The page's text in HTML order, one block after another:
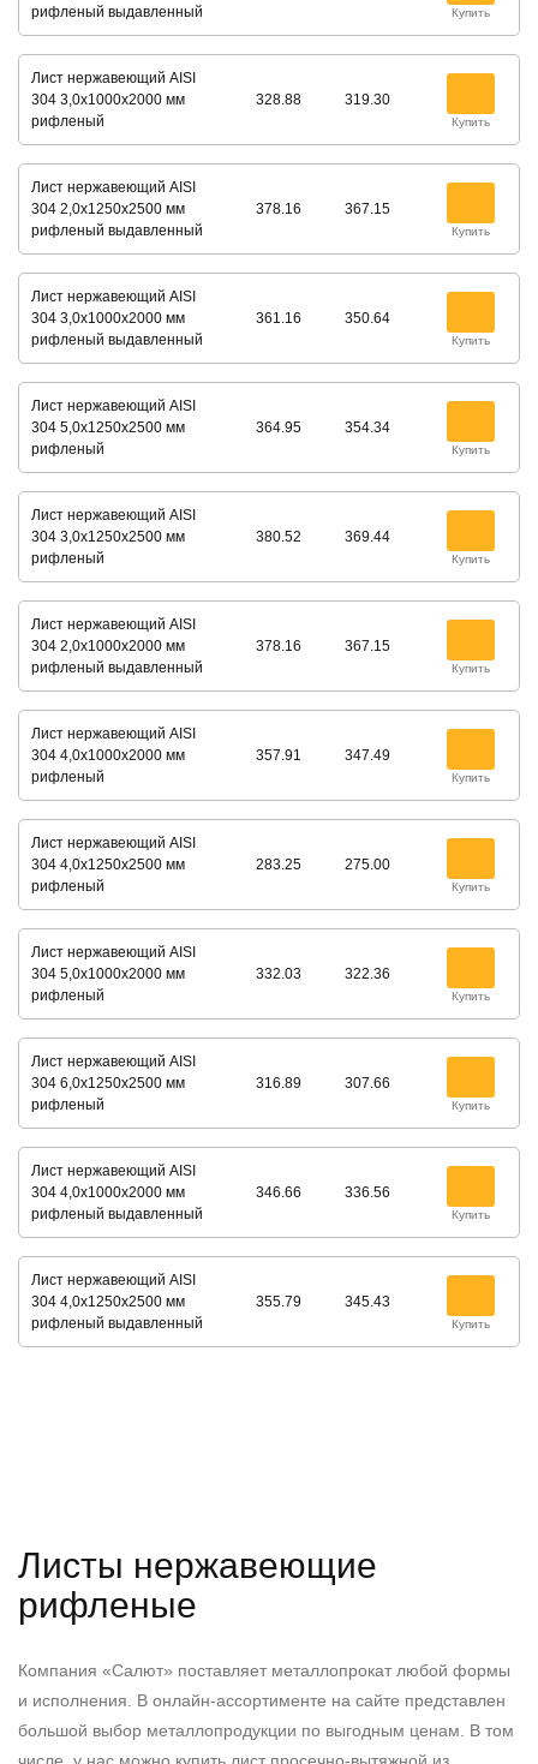
рифленый выдавленный
Купить
Лист нержавеющий AISI
304 3,0х1000х2000 мм
рифленый
328.88 319.30
Купить
Лист нержавеющий AISI
304 2,0х1250х2500 мм
рифленый выдавленный
378.16 367.15
Купить
Лист нержавеющий AISI
304 3,0х1000х2000 мм
рифленый выдавленный
361.16 350.64
Купить
Лист нержавеющий AISI
304 5,0х1250х2500 мм
рифленый
364.95 354.34
Купить
Лист нержавеющий AISI
304 3,0х1250х2500 мм
рифленый
380.52 369.44
Купить
Лист нержавеющий AISI
304 2,0х1000х2000 мм
рифленый выдавленный
378.16 367.15
Купить
Лист нержавеющий AISI
304 4,0х1000х2000 мм
рифленый
357.91 347.49
Купить
Лист нержавеющий AISI
304 4,0х1250х2500 мм
рифленый
283.25 275.00
Купить
Лист нержавеющий AISI
304 5,0х1000х2000 мм
рифленый
332.03 322.36
Купить
Лист нержавеющий AISI
304 6,0х1250х2500 мм
рифленый
316.89 307.66
Купить
Лист нержавеющий AISI
304 4,0х1000х2000 мм
рифленый выдавленный
346.66 336.56
Купить
Лист нержавеющий AISI
304 4,0х1250х2500 мм
рифленый выдавленный
355.79 345.43
Купить
Листы нержавеющие
рифленые
Компания «Салют» поставляет металлопрокат любой формы
и исполнения. В онлайн-ассортименте на сайте представлен
большой выбор металлопродукции по выгодным ценам. В том